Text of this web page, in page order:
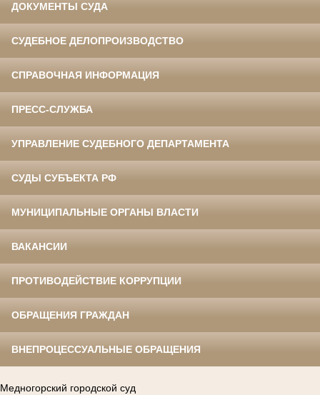
ДОКУМЕНТЫ СУДА
СУДЕБНОЕ ДЕЛОПРОИЗВОДСТВО
СПРАВОЧНАЯ ИНФОРМАЦИЯ
ПРЕСС-СЛУЖБА
УПРАВЛЕНИЕ СУДЕБНОГО ДЕПАРТАМЕНТА
СУДЫ СУБЪЕКТА РФ
МУНИЦИПАЛЬНЫЕ ОРГАНЫ ВЛАСТИ
ВАКАНСИИ
ПРОТИВОДЕЙСТВИЕ КОРРУПЦИИ
ОБРАЩЕНИЯ ГРАЖДАН
ВНЕПРОЦЕССУАЛЬНЫЕ ОБРАЩЕНИЯ
Медногорский городской суд